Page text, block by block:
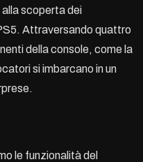
scoperta dei
Attraversando quattro
della console, come la
si imbarcano in un
le funzionalità del